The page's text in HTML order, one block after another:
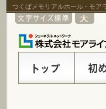
つくばメモリアルホール - モア